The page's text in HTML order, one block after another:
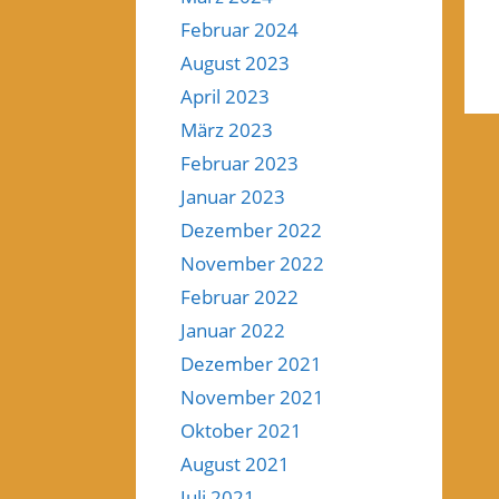
Februar 2024
August 2023
April 2023
März 2023
Februar 2023
Januar 2023
Dezember 2022
November 2022
Februar 2022
Januar 2022
Dezember 2021
November 2021
Oktober 2021
August 2021